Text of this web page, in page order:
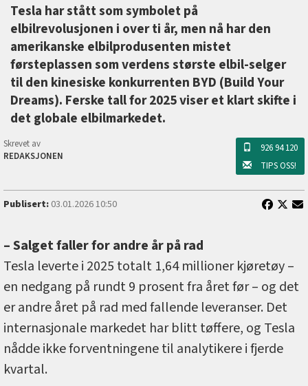
Tesla har stått som symbolet på
elbilrevolusjonen i over ti år, men nå har den
amerikanske elbilprodusenten mistet
førsteplassen som verdens største elbil-selger
til den kinesiske konkurrenten BYD (Build Your
Dreams). Ferske tall for 2025 viser et klart skifte i
det globale elbilmarkedet.
Skrevet av
REDAKSJONEN
926 94 120
TIPS OSS!
Publisert:03.01.2026 10:50
– Salget faller for andre år på rad
Tesla leverte i 2025 totalt 1,64 millioner kjøretøy –
en nedgang på rundt 9 prosent fra året før – og det
er andre året på rad med fallende leveranser. Det
internasjonale markedet har blitt tøffere, og Tesla
nådde ikke forventningene til analytikere i fjerde
kvartal.